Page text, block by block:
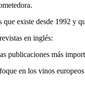
existe desde 1992 y
en inglés:
publicaciones más
en los vinos